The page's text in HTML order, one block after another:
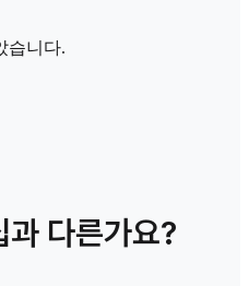
습니다.
과 다른가요?